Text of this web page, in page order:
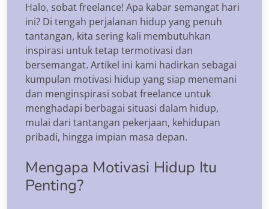
Halo, sobat freelance! Apa kabar semangat hari
ini? Di tengah perjalanan hidup yang penuh
tantangan, kita sering kali membutuhkan
inspirasi untuk tetap termotivasi dan
bersemangat. Artikel ini kami hadirkan sebagai
kumpulan motivasi hidup yang siap menemani
dan menginspirasi sobat freelance untuk
menghadapi berbagai situasi dalam hidup,
mulai dari tantangan pekerjaan, kehidupan
pribadi, hingga impian masa depan.
Mengapa Motivasi Hidup Itu
Penting?